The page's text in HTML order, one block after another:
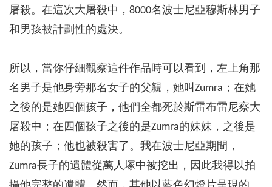
屠殺。在這次大屠殺中，8000名波士尼亞穆斯林男子
和男孩被計劃性的處決。
所以，當你仔細觀察這件作品時可以看到，左上角那
名男子是他身旁那名女子的父親，她叫Zumra；在她
之後的是她四個孩子，他們全都死於斯雷布雷尼察大
屠殺中；在四個孩子之後的是Zumra的妹妹，之後是
她的孩子；他也被殺害了。我在波士尼亞期間，
Zumra長子的遺體從萬人塚中被挖出，因此我得以拍